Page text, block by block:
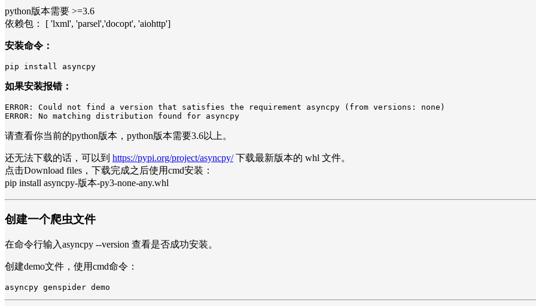
python版本需要 >=3.6
依赖包： [ 'lxml', 'parsel','docopt', 'aiohttp']
安装命令：
pip install asyncpy
如果安装报错：
ERROR: Could not find a version that satisfies the requirement asyncpy (from versions: none)
ERROR: No matching distribution found for asyncpy
请查看你当前的python版本，python版本需要3.6以上。
还无法下载的话，可以到 https://pypi.org/project/asyncpy/下载最新版本的 whl 文件。
点击Download files，下载完成之后使用cmd安装：
pip install asyncpy-版本-py3-none-any.whl
创建一个爬虫文件
在命令行输入asyncpy --version 查看是否成功安装。
创建demo文件，使用cmd命令：
asyncpy genspider demo